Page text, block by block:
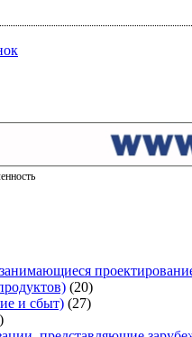
(20)
и сбыт) (27)